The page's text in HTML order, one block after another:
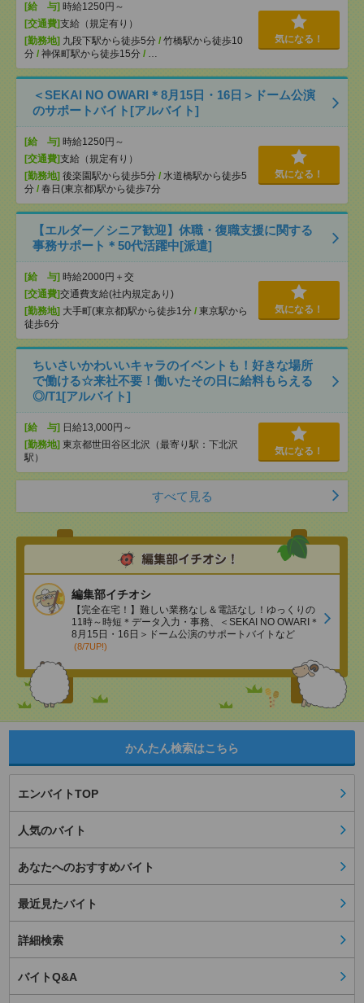
[給 与] 時給1250円～
[交通費]支給（規定有り）
[勤務地] 九段下駅から徒歩5分 / 竹橋駅から徒歩10
分 / 神保町駅から徒歩15分 / …
気になる！
＜SEKAI NO OWARI＊8月15日・16日＞ドーム公演
のサポートバイト[アルバイト]
[給 与] 時給1250円～
[交通費]支給（規定有り）
[勤務地] 後楽園駅から徒歩5分 / 水道橋駅から徒歩5
分 / 春日(東京都)駅から徒歩7分
気になる！
【エルダー／シニア歓迎】休職・復職支援に関する
事務サポート＊50代活躍中[派遣]
[給 与] 時給2000円＋交
[交通費]交通費支給(社内規定あり)
[勤務地] 大手町(東京都)駅から徒歩1分 / 東京駅から
徒歩6分
気になる！
ちいさいかわいいキャラのイベントも！好きな場所
で働ける☆来社不要！働いたその日に給料もらえる
◎/T1[アルバイト]
[給 与] 日給13,000円～
[勤務地] 東京都世田谷区北沢（最寄り駅：下北沢
駅）
気になる！
すべて見る
編集部イチオシ
【完全在宅！】難しい業務なし＆電話なし！ゆっくりの
11時～時短＊データ入力・事務、＜SEKAI NO OWARI＊
8月15日・16日＞ドーム公演のサポートバイトなど
(8/7UP!)
かんたん検索はこちら
エンバイトTOP
人気のバイト
あなたへのおすすめバイト
最近見たバイト
詳細検索
バイトQ&A